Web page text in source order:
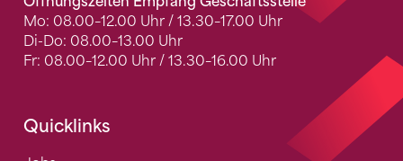
Mo: 08.00–12.00 Uhr / 13.30–17.00 Uhr
Di-Do: 08.00–13.00 Uhr
Fr: 08.00–12.00 Uhr / 13.30–16.00 Uhr
Quicklinks